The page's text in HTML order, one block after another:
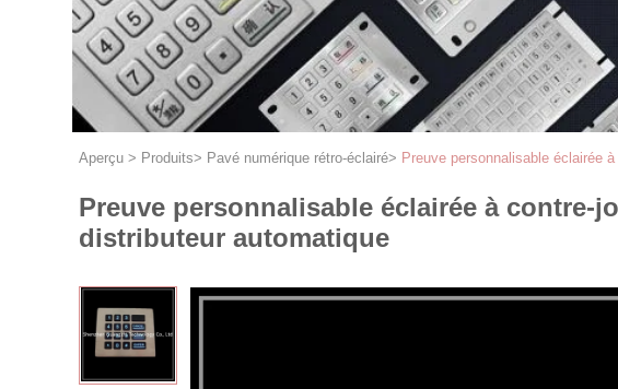
Aperçu > Produits> Pavé numérique rétro-éclairé> Preuve personnalisable éclairée
Preuve personnalisable éclairée à
distributeur automatique